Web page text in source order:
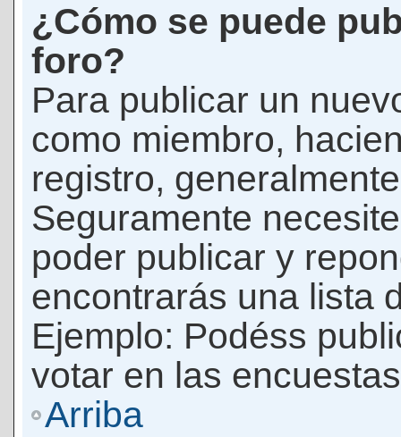
¿Cómo se puede
foro?
Para publicar un
como miembro,
registro,
Seguramente
poder publicar y
encontrarás una lista
Ejemplo: Podéss
votar en las
Arriba